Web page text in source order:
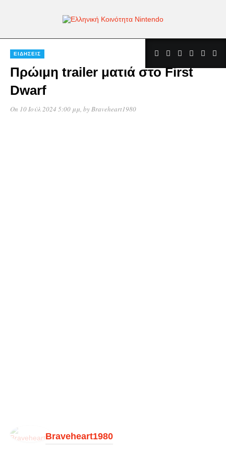
ΕΙΔΉΣΕΙΣ
Πρώιμη trailer ματιά στο First
Dwarf
On 10 Ιούλ 2024 5:00 μμ, byBraveheart1980
Braveheart1980